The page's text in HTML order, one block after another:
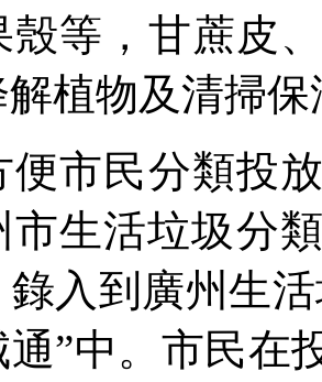
殼等，甘蔗皮
植物及清掃
民分類投放
市生活垃圾分
錄入到廣州生
”中。市民在